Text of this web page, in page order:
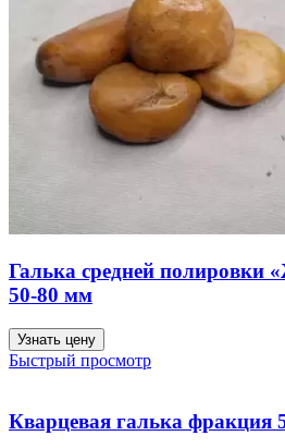
Галька средней полировки
50-80 мм
Узнать цену
Быстрый просмотр
Кварцевая галька фракция